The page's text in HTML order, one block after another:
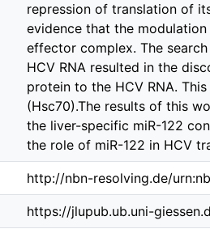
repression of translation of
evidence that the
effector complex. The
HCV RNA resulted in the
protein to the HCV RNA.
(Hsc70).The results of this
the liver-specific miR-122
the role of miR-122 in HCV
http://nbn-resolving.de/
https://jlupub.ub.uni-